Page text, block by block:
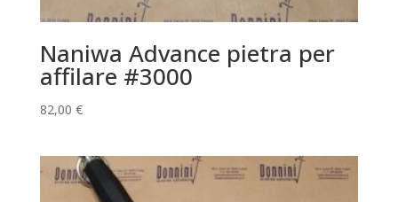
Naniwa Advance pietra per
affilare #3000
82,00 €